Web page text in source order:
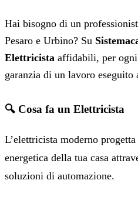
Hai bisogno di un
Pesaro e Urbino? Su
Elettricista affidabili, per
garanzia di un lavoro eseguito
🔍 Cosa fa un Elettricista
L’elettricista moderno
energetica della tua casa
soluzioni di automazione.